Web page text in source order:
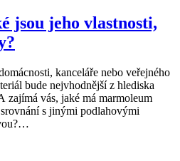
jsou jeho vlastnosti,
kanceláře nebo veřejného
bude nejvhodnější z hlediska
zajímá vás, jaké má marmoleum
s jinými podlahovými
…